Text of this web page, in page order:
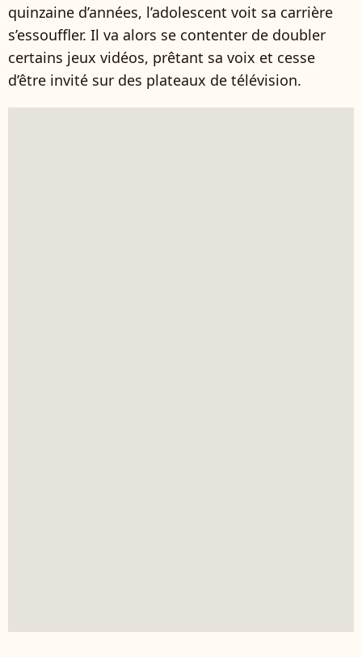
quinzaine d’années, l’adolescent voit sa carrière
s’essouffler. Il va alors se contenter de doubler
certains jeux vidéos, prêtant sa voix et cesse
d’être invité sur des plateaux de télévision.